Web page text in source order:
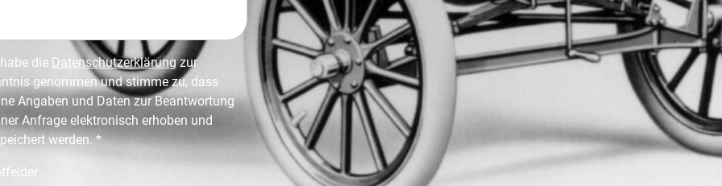
die Datenschutzerklärungzur
genommen und stimme zu, dass
Angaben und Daten zur Beantwortung
Anfrage elektronisch erhoben und
werden. *